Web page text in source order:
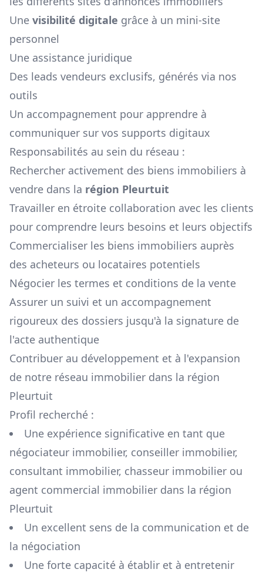
Une visibilité digitale grâce à un mini-site
personnel
Une assistance juridique
Des leads vendeurs exclusifs, générés via nos
outils
Un accompagnement pour apprendre à
communiquer sur vos supports digitaux
Responsabilités au sein du réseau :
Rechercher activement des biens immobiliers à
vendre dans la région Pleurtuit
Travailler en étroite collaboration avec les clients
pour comprendre leurs besoins et leurs objectifs
Commercialiser les biens immobiliers auprès
des acheteurs ou locataires potentiels
Négocier les termes et conditions de la vente
Assurer un suivi et un accompagnement
rigoureux des dossiers jusqu'à la signature de
l'acte authentique
Contribuer au développement et à l'expansion
de notre réseau immobilier dans la région
Pleurtuit
Profil recherché :
Une expérience significative en tant que
négociateur immobilier, conseiller immobilier,
consultant immobilier, chasseur immobilier ou
agent commercial immobilier dans la région
Pleurtuit
Un excellent sens de la communication et de
la négociation
Une forte capacité à établir et à entretenir